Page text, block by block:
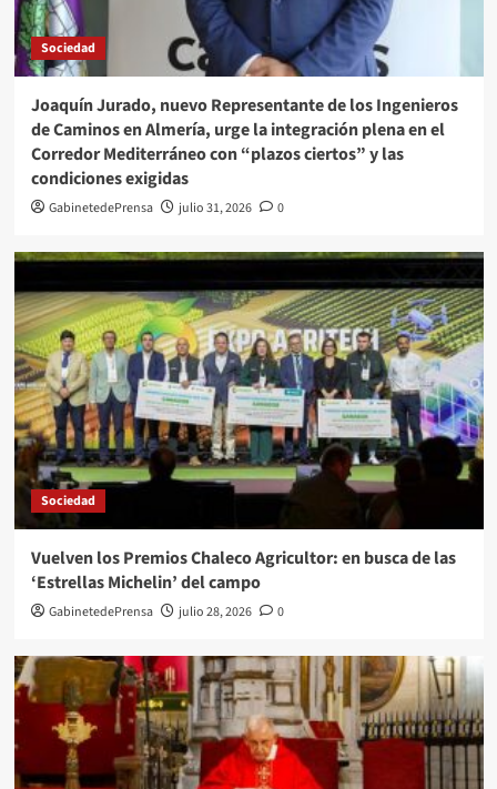
Sociedad
Joaquín Jurado, nuevo Representante de los Ingenieros
de Caminos en Almería, urge la integración plena en el
Corredor Mediterráneo con “plazos ciertos” y las
condiciones exigidas
GabinetedePrensa julio 31, 2026 0
Sociedad
Vuelven los Premios Chaleco Agricultor: en busca de las
‘Estrellas Michelin’ del campo
GabinetedePrensa julio 28, 2026 0